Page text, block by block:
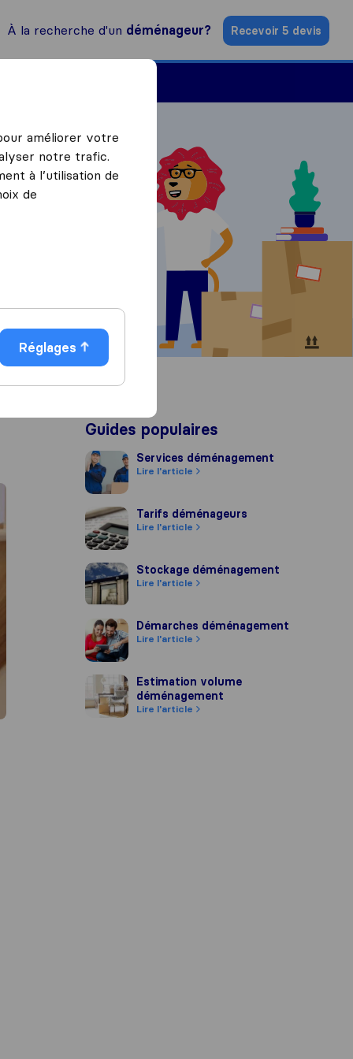
À la recherche d'un déménageur? Recevoir 5 devis
Guides populaires
Services déménagement
Services déménagement
Lire l'article
Tarifs déménageurs
Tarifs déménageurs
Lire l'article
Stockage déménagement
Stockage déménagement
Lire l'article
Démarches déménagement
Démarches déménagement
Lire l'article
Estimation volume déménagement
Estimation volume
déménagement
Lire l'article
améliorer votre
notre trafic.
à l’utilisation de
de
Réglages